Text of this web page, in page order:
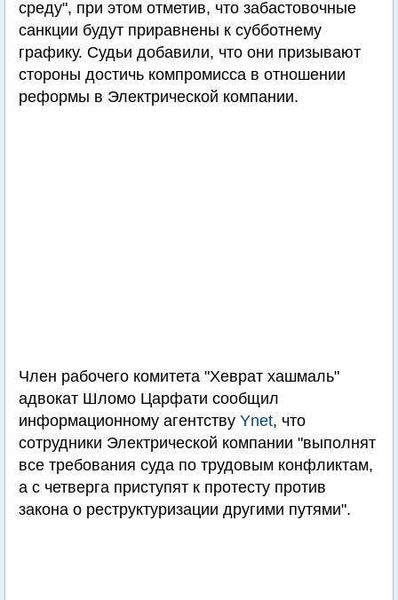
среду", при этом отметив, что забастовочные
санкции будут приравнены к субботнему
графику. Судьи добавили, что они призывают
стороны достичь компромисса в отношении
реформы в Электрической компании.
Член рабочего комитета "Хеврат хашмаль"
адвокат Шломо Царфати сообщил
информационному агентству Ynet, что
сотрудники Электрической компании "выполнят
все требования суда по трудовым конфликтам,
а с четверга приступят к протесту против
закона о реструктуризации другими путями".